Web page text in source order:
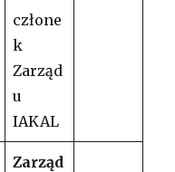
człone
k
Zarząd
u
IAKAL
Zarząd